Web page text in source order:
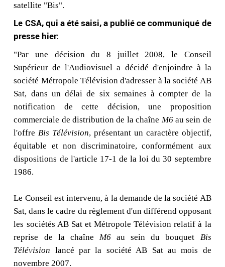
satellite "Bis".
Le CSA, qui a été saisi, a publié ce communiqué de
presse hier:
"Par une décision du 8 juillet 2008, le Conseil
Supérieur de l'Audiovisuel a décidé d'enjoindre à la
société Métropole Télévision d'adresser à la société AB
Sat, dans un délai de six semaines à compter de la
notification de cette décision, une proposition
commerciale de distribution de la chaîne M6au sein de
l'offreBis Télévision, présentant un caractère objectif,
équitable et non discriminatoire, conformément aux
dispositions de l'article 17-1 de la loi du 30 septembre
1986.
Le Conseil est intervenu, à la demande de la société AB
Sat, dans le cadre du règlement d'un différend opposant
les sociétés AB Sat et Métropole Télévision relatif à la
reprise de la chaîne M6au sein du bouquet Bis
Télévision lancé par la société AB Sat au mois de
novembre 2007.